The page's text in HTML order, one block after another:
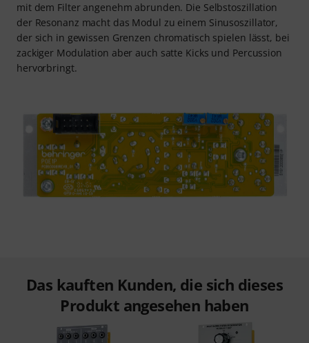
mit dem Filter angenehm abrunden. Die Selbstoszillation
der Resonanz macht das Modul zu einem Sinusoszillator,
der sich in gewissen Grenzen chromatisch spielen lässt, bei
zackiger Modulation aber auch satte Kicks und Percussion
hervorbringt.
Das kauften Kunden, die sich dieses
Produkt angesehen haben